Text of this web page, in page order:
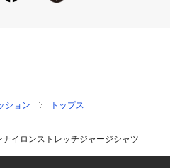
H92 着用サイズ：48
ション
トップス
ナイロンストレッチジャージシャツ